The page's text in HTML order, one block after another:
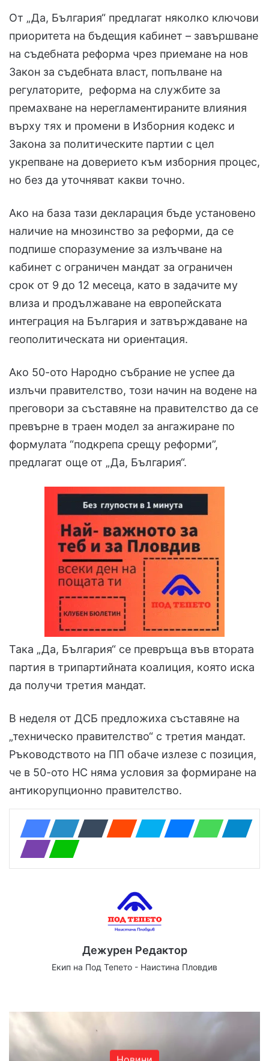
От „Да, България“ предлагат няколко ключови
приоритета на бъдещия кабинет – завършване
на съдебната реформа чрез приемане на нов
Закон за съдебната власт, попълване на
регулаторите, реформа на службите за
премахване на нерегламентираните влияния
върху тях и промени в Изборния кодекс и
Закона за политическите партии с цел
укрепване на доверието към изборния процес,
но без да уточняват какви точно.
Ако на база тази декларация бъде установено
наличие на мнозинство за реформи, да се
подпише споразумение за излъчване на
кабинет с ограничен мандат за ограничен
срок от 9 до 12 месеца, като в задачите му
влиза и продължаване на европейската
интеграция на България и затвърждаване на
геополитическата ни ориентация.
Ако 50-ото Народно събрание не успее да
излъчи правителство, този начин на водене на
преговори за съставяне на правителство да се
превърне в траен модел за ангажиране по
формулата “подкрепа срещу реформи”,
предлагат още от „Да, България“.
Така „Да, България“ се превръща във втората
партия в трипартийната коалиция, която иска
да получи третия мандат.
В неделя от ДСБ предложиха съставяне на
„техническо правителство“ с третия мандат.
Ръководството на ПП обаче излезе с позиция,
че в 50-ото НС няма условия за формиране на
антикорупционно правителство.
Дежурен Редактор
Екип на Под Тепето - Наистина Пловдив